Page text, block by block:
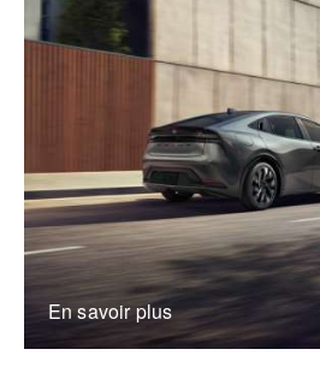
En savoir plus